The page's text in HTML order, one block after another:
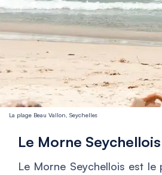
La plage Beau Vallon, Seychelles
Le Morne Seychellois
Le Morne Seychellois est le